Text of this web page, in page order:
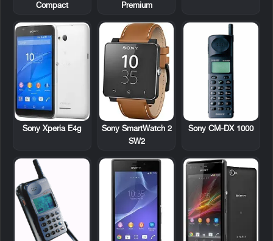
Premium
Compact
Sony CM-DX 1000
Sony SmartWatch 2
SW2
Sony Xperia E4g